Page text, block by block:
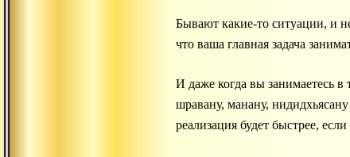
Бывают какие-то ситуации, и
что ваша главная задача
И даже когда вы занимаетесь в
шравану, манану,
реализация будет быстрее,